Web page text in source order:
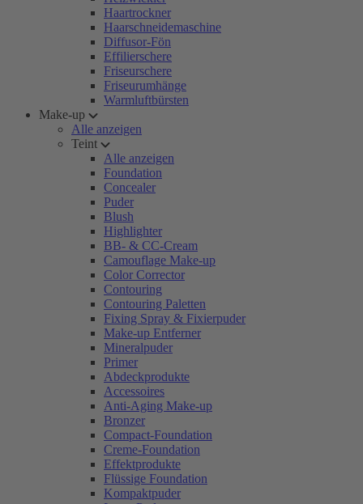
Haartrockner
Haarschneidemaschine
Diffusor-Fön
Effilierschere
Friseurschere
Friseurumhänge
Warmluftbürsten
Make-up
Alle anzeigen
Teint
Alle anzeigen
Foundation
Concealer
Puder
Blush
Highlighter
BB- & CC-Cream
Camouflage Make-up
Color Corrector
Contouring
Contouring Paletten
Fixing Spray & Fixierpuder
Make-up Entferner
Mineralpuder
Primer
Abdeckprodukte
Accessoires
Anti-Aging Make-up
Bronzer
Compact-Foundation
Creme-Foundation
Effektprodukte
Flüssige Foundation
Kompaktpuder